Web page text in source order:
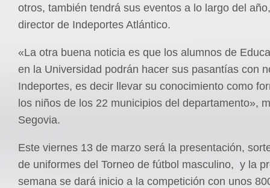
otros, también tendrá sus eventos a lo largo del
director de Indeportes Atlántico.
«La otra buena noticia es que los alumnos de
en la Universidad podrán hacer sus pasantías con
Indeportes, es decir llevar su conocimiento como
los niños de los 22 municipios del departamento»,
Segovia.
Este viernes 13 de marzo será la presentación,
de uniformes del Torneo de fútbol masculino, y la
semana se dará inicio a la competición con unos